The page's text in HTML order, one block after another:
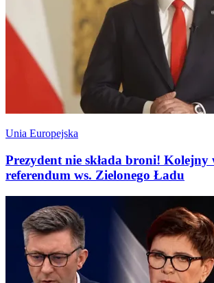
Unia Europejska
Prezydent nie składa broni! Kolejny
referendum ws. Zielonego Ładu